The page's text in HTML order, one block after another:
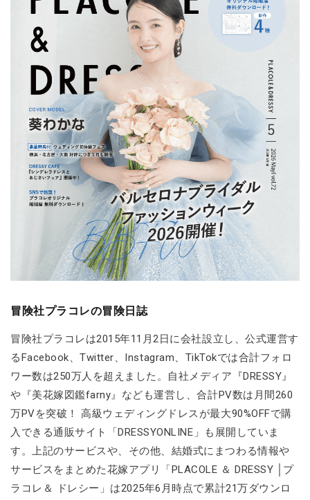
冒険社プラコレの冒険日誌
冒険社プラコレは2015年11月2日に会社設立し、公式運営す
るFacebook、Twitter、Instagram、TikTokでは合計フォロ
ワー数は250万人を超えました。自社メディア『DRESSY』
や『美花嫁図鑑farny』なども運営し、合計PV数は月間260
万PVを突破！ 高級ウェディングドレスが最大90%OFFで購
入できる通販サイト「DRESSYONLINE」も展開していま
す。上記のサービスや、その他、結婚式にまつわる情報や
サービスをまとめた花嫁アプリ「PLACOLE ＆ DRESSY │プ
ラコレ＆ ドレシー」は2025年6月時点で累計21万ダウンロ